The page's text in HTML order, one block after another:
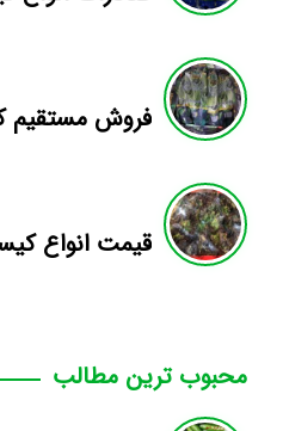
قیمت انواع
محبوب ترین مطالب